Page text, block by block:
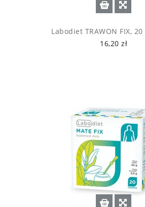
Labodiet TRAWON FIX,
16,20 zł